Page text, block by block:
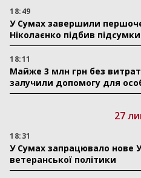
18:49
У Сумах завершили
Ніколаєнко підбив підсумки
18:11
Майже 3 млн грн без
залучили допомогу для
27
18:31
У Сумах запрацювало нове
ветеранської політики